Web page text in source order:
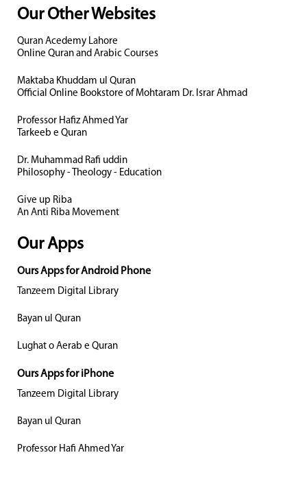
Our Other Websites
Quran Acedemy Lahore
Online Quran and Arabic Courses
Maktaba Khuddam ul Quran
Official Online Bookstore of Mohtaram Dr. Israr Ahmad
Professor Hafiz Ahmed Yar
Tarkeeb e Quran
Dr. Muhammad Rafi uddin
Philosophy - Theology - Education
Give up Riba
An Anti Riba Movement
Our Apps
Ours Apps for Android Phone
Tanzeem Digital Library
Bayan ul Quran
Lughat o Aerab e Quran
Ours Apps for iPhone
Tanzeem Digital Library
Bayan ul Quran
Professor Hafi Ahmed Yar